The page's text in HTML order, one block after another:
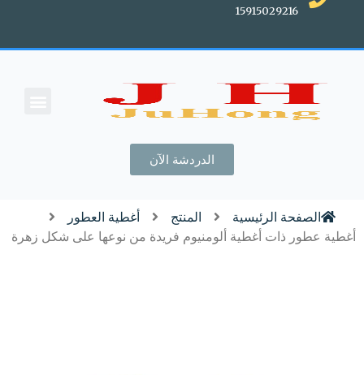
15915029216
الدردشة الآن
الصفحة الرئيسية المنتج
أغطية العطور
أغطية عطور ذات أغطية ألومنيوم فريدة من نوعها على شكل زهرة